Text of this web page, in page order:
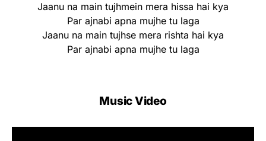
Jaanu na main tujhmein mera hissa hai kya
Par ajnabi apna mujhe tu laga
Jaanu na main tujhse mera rishta hai kya
Par ajnabi apna mujhe tu laga
Music Video